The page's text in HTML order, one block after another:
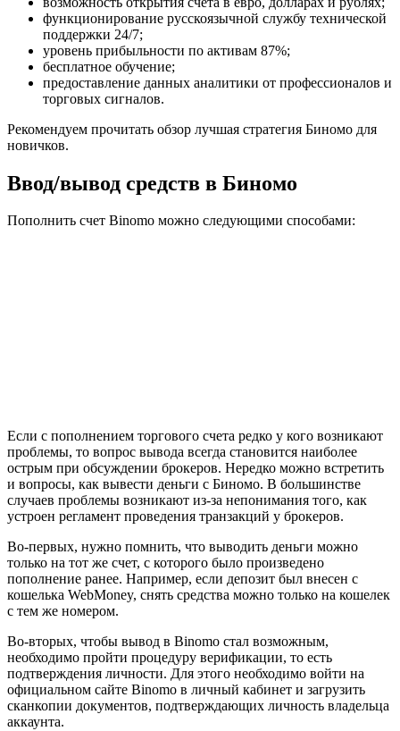
функционирование русскоязычной службу технической
поддержки 24/7;
уровень прибыльности по активам 87%;
бесплатное обучение;
предоставление данных аналитики от профессионалов и
торговых сигналов.
Рекомендуем прочитать обзор лучшая стратегия Биномо для
новичков.
Ввод/вывод средств в Биномо
Пополнить счет Binomo можно следующими способами:
Если с пополнением торгового счета редко у кого возникают
проблемы, то вопрос вывода всегда становится наиболее
острым при обсуждении брокеров. Нередко можно встретить
и вопросы, как вывести деньги с Биномо. В большинстве
случаев проблемы возникают из-за непонимания того, как
устроен регламент проведения транзакций у брокеров.
Во-первых, нужно помнить, что выводить деньги можно
только на тот же счет, с которого было произведено
пополнение ранее. Например, если депозит был внесен с
кошелька WebMoney, снять средства можно только на кошелек
с тем же номером.
Во-вторых, чтобы вывод в Binomo стал возможным,
необходимо пройти процедуру верификации, то есть
подтверждения личности. Для этого необходимо войти на
официальном сайте Binomo в личный кабинет и загрузить
сканкопии документов, подтверждающих личность владельца
аккаунта.